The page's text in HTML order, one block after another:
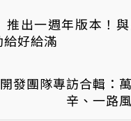
推出一週年版本！
好給滿
開發團隊專訪合輯：
辛、一路